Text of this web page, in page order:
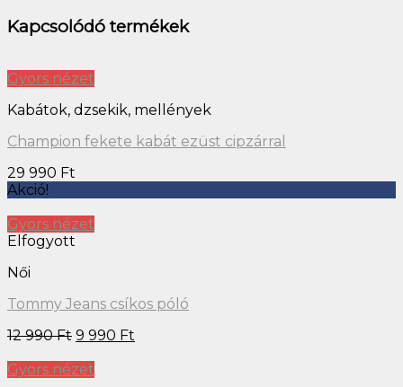
Kapcsolódó termékek
Gyors nézet
Kabátok, dzsekik, mellények
Champion fekete kabát ezüst cipzárral
29 990 Ft
Akció!
Gyors nézet
Elfogyott
Női
Tommy Jeans csíkos póló
12 990Ft 9 990 Ft
Gyors nézet